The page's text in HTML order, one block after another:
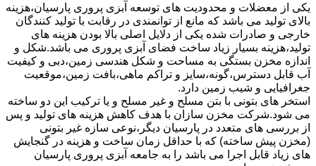
یکی از معضلات و محدودیت های توسعه آبزی پروری پارسیان،هزینه
بالای تولید می باشد که مانع از توانمندی در رقابت با تولید کنندگان
خارجی و صادرات شده یکی از دلایل اصلی بالا بودن هزینه های
تولید،هزینه بسیار زیاد ساخت فضای آبزی پروری می باشد.شکل و
اندازه مخزن بستگی به مساحت و شکل هندسی زمین،دبی و کیفیت
آب قابل دسترس،گونه،سایز و تراکم ماهی،بافت زمین،موقعیت
جغرافیایی و شیب زمین دارد.
استخر های بتونی با بتن مسلح و غیر مسلح و یا ترکیب این دو ساخته
می شود.شرکت مخزن سازان با هدف کاهش هزینه های تولید و پس
از بررسی های متعدد در پارسیان دیگر،نوعی سازه غیر بتونی
(مخزن پیش ساخته) که با حداقل زمان ساخت و هزینه در گنجایش
های زیاد قابل اجرا می باشد را به جامعه آبزی پروری پارسیان